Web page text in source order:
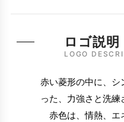
LOGO
ロゴ説明
赤い菱形の中に、シ
った、力強さと洗練
赤色は、情熱、エ